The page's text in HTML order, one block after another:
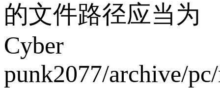
的文件路径应当为
Cyber​​
punk2077/archive/